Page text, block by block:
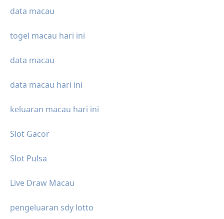
data macau
togel macau hari ini
data macau
data macau hari ini
keluaran macau hari ini
Slot Gacor
Slot Pulsa
Live Draw Macau
pengeluaran sdy lotto